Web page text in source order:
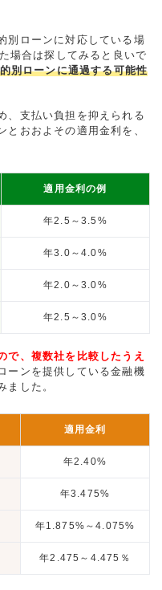
別ローンに対応している場
場合は探してみると良いで
別ローンに通過する可能性
、支払い負担を抑えられる
おおよその適用金利を、
適用金利の例
年2.5～3.5%
年3.0～4.0%
年2.0～3.0%
年2.5～3.0%
で、複数社を比較したうえ
ーンを提供している金融機
ました。
適用金利
年2.40%
年3.475%
年1.875%～4.075%
年2.475～4.475％